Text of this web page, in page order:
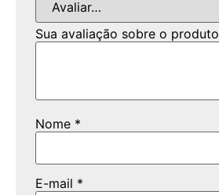
Sua avaliação sobre o produto
Nome *
E-mail *